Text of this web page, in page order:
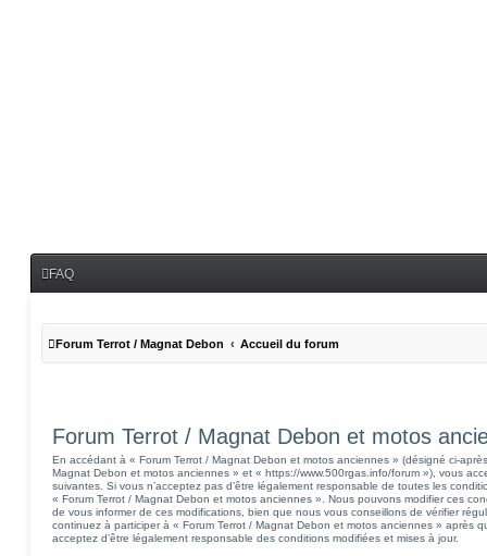
FAQ
Forum Terrot / Magnat Debon Accueil du forum
Forum Terrot / Magnat Debon et motos
En accédant à « Forum Terrot / Magnat Debon et motos anciennes » (désigné ci-
Magnat Debon et motos anciennes » et « https://www.500rgas.info/forum »), vous
suivantes. Si vous n’acceptez pas d’être légalement responsable de toutes les
« Forum Terrot / Magnat Debon et motos anciennes ». Nous pouvons modifier ces
de vous informer de ces modifications, bien que nous vous conseillons de vérifier
continuez à participer à « Forum Terrot / Magnat Debon et motos anciennes » après
acceptez d’être légalement responsable des conditions modifiées et mises à jour.